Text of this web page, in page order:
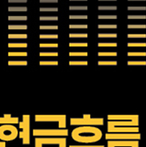
수익률(IRR)